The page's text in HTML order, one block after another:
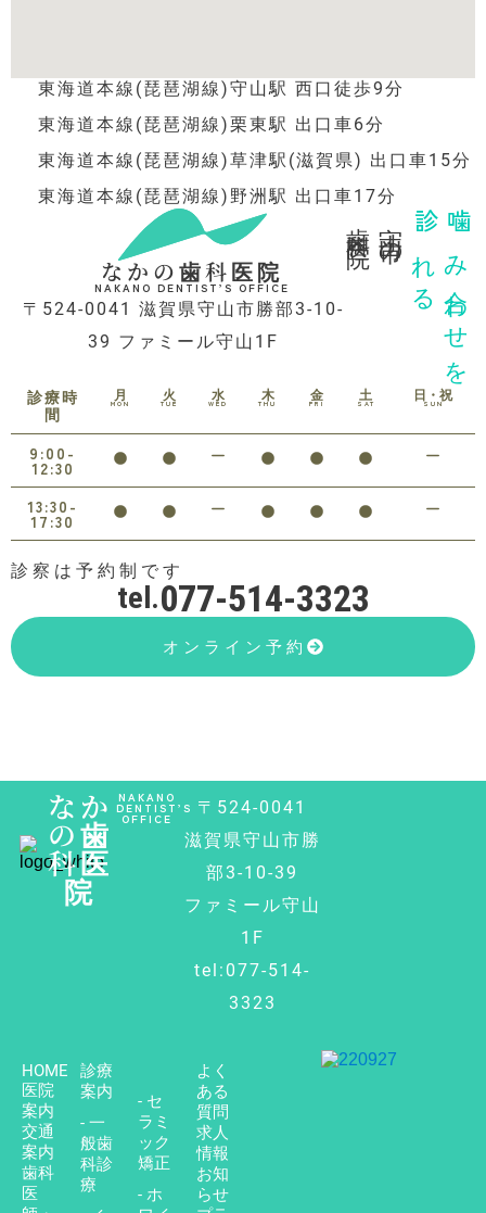
東海道本線(琵琶湖線)守山駅 西口徒歩9分
東海道本線(琵琶湖線)栗東駅 出口車6分
東海道本線(琵琶湖線)草津駅(滋賀県) 出口車15分
東海道本線(琵琶湖線)野洲駅 出口車17分
なかの歯科医院
NAKANO DENTIST’S OFFICE
〒524-0041 滋賀県守山市勝部3-10-
39 ファミール守山1F
噛み合わせを
診れる
守山市の
診療時
間
月
MON
火
TUE
水
WED
木
THU
金
FRI
土
SAT
日・祝
SUN
9:00-
12:30
13:30-
17:30
診察は予約制です
tel.077-514-3323
オンライン予約
なか
の歯
科医
院
NAKANO
DENTIST’S
OFFICE
〒524-0041
滋賀県守山市勝
部3-10-39
ファミール守山
1F
tel:077-514-
3323
HOME
医院
案内
交通
案内
歯科
医
診療
案内
- 一
般歯
科診
療
- セ
ラミ
ック
矯正
- ホ
よく
ある
質問
求人
情報
お知
らせ